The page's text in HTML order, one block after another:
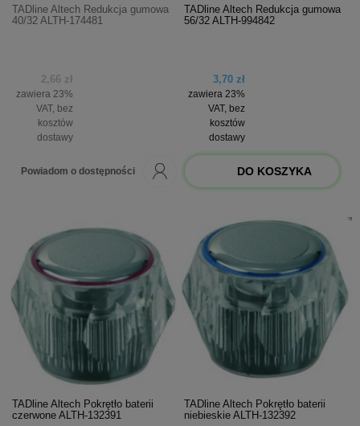
TADline Altech Redukcja gumowa
40/32 ALTH-174481
2,66 zł
zawiera 23%
VAT, bez
kosztów
dostawy
Powiadom o dostępności
TADline Altech Redukcja gumowa
56/32 ALTH-994842
3,70 zł
zawiera 23%
VAT, bez
kosztów
dostawy
DO KOSZYKA
TADline Altech Pokrętło baterii
czerwone ALTH-132391
TADline Altech Pokrętło baterii
niebieskie ALTH-132392